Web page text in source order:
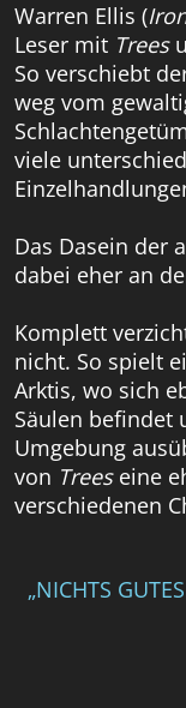
Warren Ellis (
Leser mit Trees
So verschiebt
weg vom
viele
Das Dasein der
dabei eher an
Komplett
nicht. So spielt
Arktis, wo sich
Säulen befindet
Umgebung
von Treeseine
verschiedenen
„NICHTS